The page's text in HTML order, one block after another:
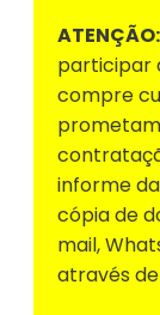
ATENÇÃO:
participar
compre
informe
cópia de
mail,
através